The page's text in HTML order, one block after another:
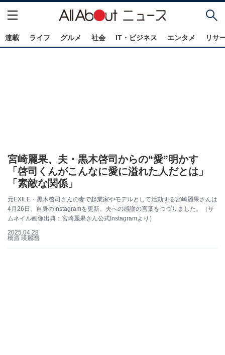
連載 ライフ グルメ 社会 IT・ビジネス エンタメ リサ
宮崎麗果、夫・黒木啓司からの“愛”明かす
「啓司くんがこんなに愛に溢れた人だとは」
「素敵な関係」
元EXILE・黒木啓司さんの妻で起業家やモデルとして活動する宮崎麗果さんは
4月26日、自身のInstagramを更新。夫への感謝の言葉をつづりました。（サ
ムネイル画像出典：宮崎麗果さん公式Instagramより）
2025.04.28
橋酒 瑛麗瑠